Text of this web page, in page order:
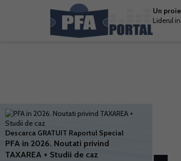
Un
Liderul
Descarca GRATUIT Raportul Special
PFA in 2026. Noutati privind
TAXAREA + Studii de caz